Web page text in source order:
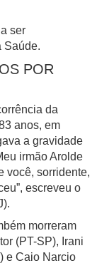
ser
Saúde.
POR
da
anos, em
a gravidade
irmão Arolde
você, sorridente,
escreveu o
morreram
(PT-SP), Irani
e Caio Narcio